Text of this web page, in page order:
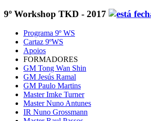
9º Workshop TKD - 2017
Programa 9º WS
Cartaz 9ºWS
Apoios
FORMADORES
GM Tong Wan Shin
GM Jesús Ramal
GM Paulo Martins
Master Imke Turner
Master Nuno Antunes
IR Nuno Grossmann